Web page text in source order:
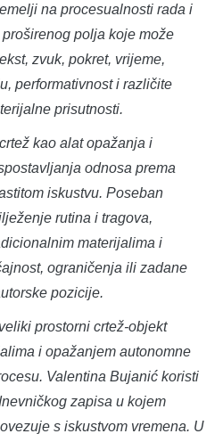
na procesualnosti rada i
polja koje može
zvuk, pokret, vrijeme,
performativnost i različite
prisutnosti.
kao alat opažanja i
odnosa prema
iskustvu. Poseban
rutina i tragova,
materijalima i
ograničenja ili zadane
pozicije.
prostorni crtež-objekt
i opažanjem autonomne
Valentina Bujanić koristi
zapisa u kojem
s iskustvom vremena. U